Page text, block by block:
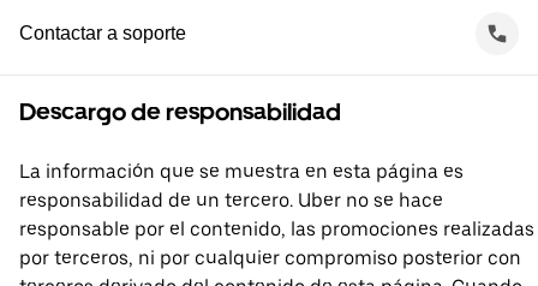
Contactar a soporte
Descargo de responsabilidad
La información que se muestra en esta página es
responsabilidad de un tercero. Uber no se hace
responsable por el contenido, las promociones realizadas
por terceros, ni por cualquier compromiso posterior con